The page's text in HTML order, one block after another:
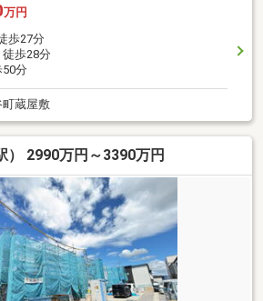
万円
歩27分
歩28分
分
蔵屋敷
） 2990万円～3390万円